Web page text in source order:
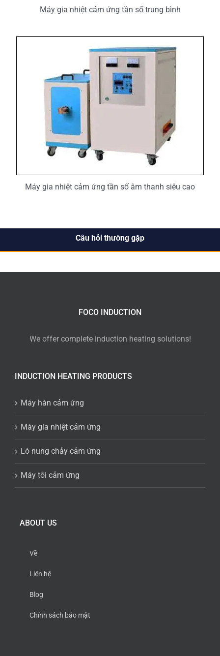
Máy gia nhiệt cảm ứng tần số trung bình
Máy gia nhiệt cảm ứng tần số âm thanh siêu cao
Câu hỏi thường gặp
FOCO INDUCTION
We offer complete induction heating solutions!
INDUCTION HEATING PRODUCTS
Máy hàn cảm ứng
Máy gia nhiệt cảm ứng
Lò nung chảy cảm ứng
Máy tôi cảm ứng
ABOUT US
Về
Liên hệ
Blog
Chính sách bảo mật